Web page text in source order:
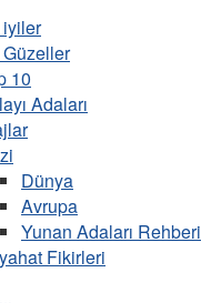
10
Adaları
Dünya
Avrupa
Yunan Adaları Rehberi
Fikirleri